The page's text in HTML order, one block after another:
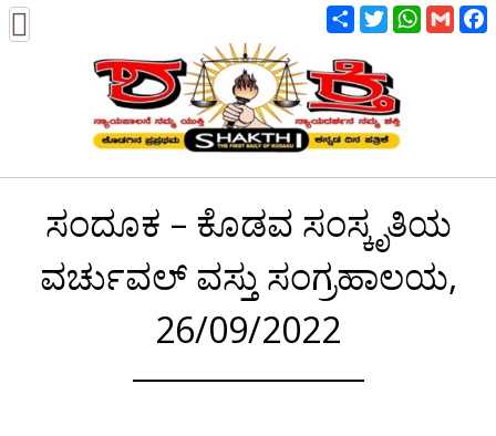
ಸಂದೂಕ – ಕೊಡವ ಸಂಸ್ಕೃತಿಯ
ವರ್ಚುವಲ್ ವಸ್ತು ಸಂಗ್ರಹಾಲಯ,
26/09/2022
ShareTwitter